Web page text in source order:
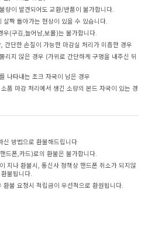
량이 발견되어도 교환/반품이 불가합니다.
짝 돌아가는 현상이 있을 수 있습니다.
(구김,늘어남,보풀)는 불가합니다.
간단한 손질이 가능한 마감실 처리가 미흡한 경우
리지 않은 경우 (가위로 간단하게 구멍을 내주신 뒤
나타내는 초크 자국이 남은 경우
품 마감 처리에서 생긴 소량의 본드 자국이 있는 경
신 방법으로 환불해드립니다
드폰,카드)로의 환불은 불가합니다.
지나 환불시, 통신사 정책상 핸드폰 취소가 되지않
불됩니다.
불 요청시 적립금이 우선적으로 환원됩니다.